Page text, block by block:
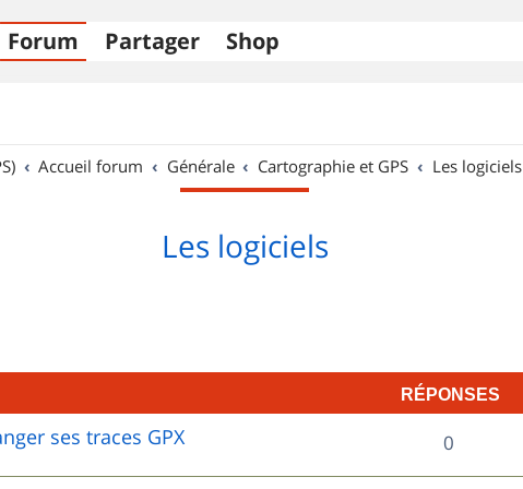
Forum Partager Shop
Accueil forum Générale Cartographie et GPS Les logiciels
Les logiciels
RÉPONSES
ses traces GPX 0R
é